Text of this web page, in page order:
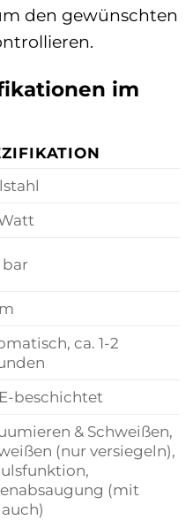
den gewünschten
im
bar
ca. 1-2
beschichtet
& Schweißen,
(nur versiegeln),
(mit